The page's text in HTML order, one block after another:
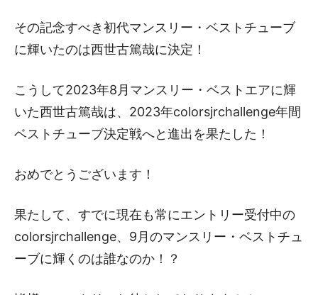
その記念すべき初代マンスリー・ベストチューブ
に輝いたのは西世古篤哉に決定！
こうして2023年8月マンスリー・ベストエアに輝
いた西世古篤哉は、2023年colorsjrchallenge年間
ベストチューブ決定戦へと進出を果たした！
おめでとうございます！
果たして、すでに現在も常にエントリー受付中の
colorsjrchallenge、9月のマンスリー・ベストチュ
ーブに輝くのは誰なのか！？